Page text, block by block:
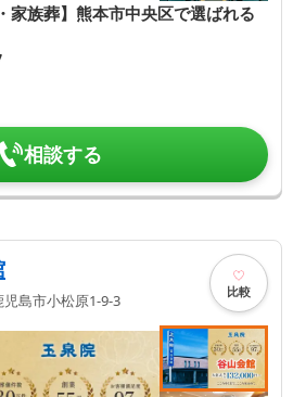
家族葬】熊本市中央区で選ばれる
相談する
児島市小松原1-9-3 比較